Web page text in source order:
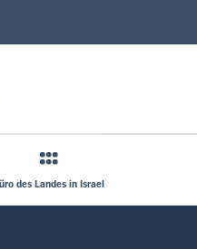
des Landes in Israel